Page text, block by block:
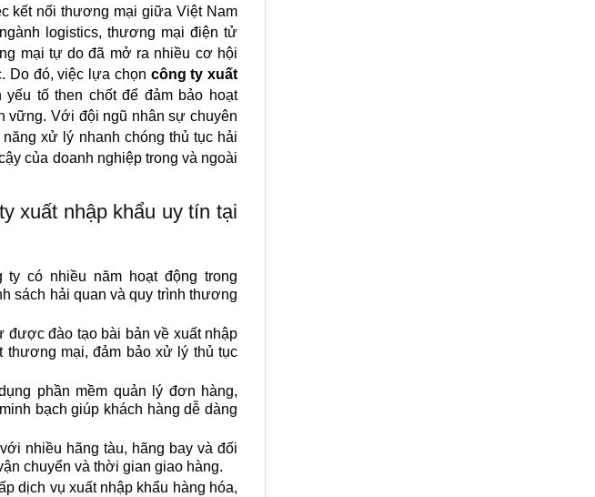
kết nối thương mại giữa Việt Nam
logistics, thương mại điện tử
mại tự do đã mở ra nhiều cơ hội
Do đó, việc lựa chọn công ty xuất
yếu tố then chốt để đảm bảo hoạt
vững. Với đội ngũ nhân sự chuyên
xử lý nhanh chóng thủ tục hải
của doanh nghiệp trong và ngoài
xuất nhập khẩu uy tín tại
ty có nhiều năm hoạt động trong
sách hải quan và quy trình thương
được đào tạo bài bản về xuất nhập
thương mại, đảm bảo xử lý thủ tục
phần mềm quản lý đơn hàng,
bạch giúp khách hàng dễ dàng
nhiều hãng tàu, hãng bay và đối
chuyển và thời gian giao hàng.
dịch vụ xuất nhập khẩu hàng hóa,